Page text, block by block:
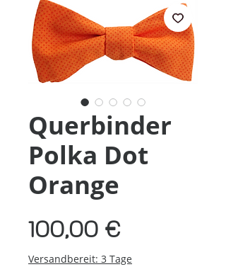
Querbinder
Polka Dot
Orange
100,00 €Preis
Versandbereit: 3 Tage